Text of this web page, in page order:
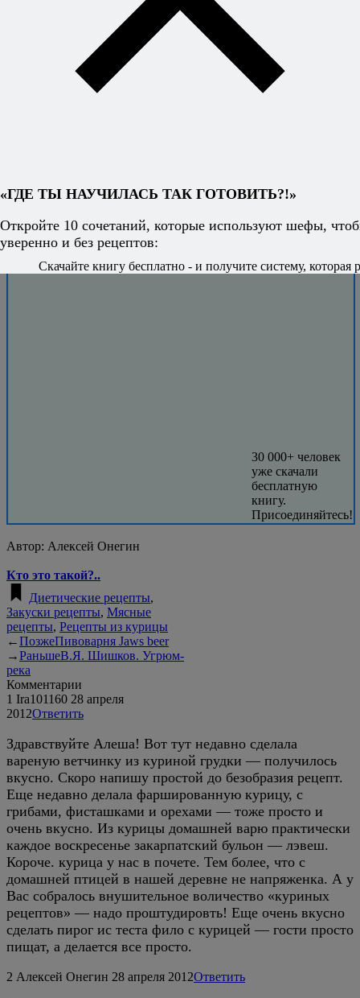
30 000+ человек
уже скачали
бесплатную
книгу.
Присоединяйтесь!
Автор: Алексей Онегин
Кто это такой?..
Диетические рецепты,
Закуски рецепты, Мясные
рецепты, Рецепты из курицы
←ПозжеПивоварня Jaws beer
→РаньшеВ.Я. Шишков. Угрюм-
река
Комментарии
1 Ira101160 28 апреля
2012Ответить
Здравствуйте Алеша! Вот тут недавно сделала
вареную ветчинку из куриной грудки — получилось
вкусно. Скоро напишу простой до безобразия рецепт.
Еще недавно делала фаршированную курицу, с
грибами, фисташками и орехами — тоже просто и
очень вкусно. Из курицы домашней варю практически
каждое воскресенье закарпатский бульон — лэвеш.
Короче. курица у нас в почете. Тем более, что с
домашней птицей в нашей деревне не напряженка. А у
Вас собралось внушительное воличество «куриных
рецептов» — надо проштудировть! Еще очень вкусно
сделать пирог ис теста фило с курицей — гости просто
пищат, а делается все просто.
2 Алексей Онегин 28 апреля 2012Ответить
«ГДЕ ТЫ НАУЧИЛАСЬ ТАК ГОТОВИТЬ?!»
Откройте 10 сочетаний, которые используют шефы,
уверенно и без рецептов:
Скачайте книгу бесплатно - и получите систему, которая